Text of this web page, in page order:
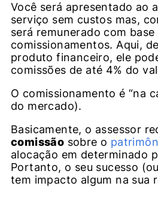
Você será apresentado ao
serviço sem custos mas,
será remunerado com base
comissionamentos. Aqui,
produto financeiro, ele
comissões de até 4% do
O comissionamento é “na
do mercado).
Basicamente, o assessor
comissão sobre o
alocação em determinado
Portanto, o seu sucesso
tem impacto algum na sua